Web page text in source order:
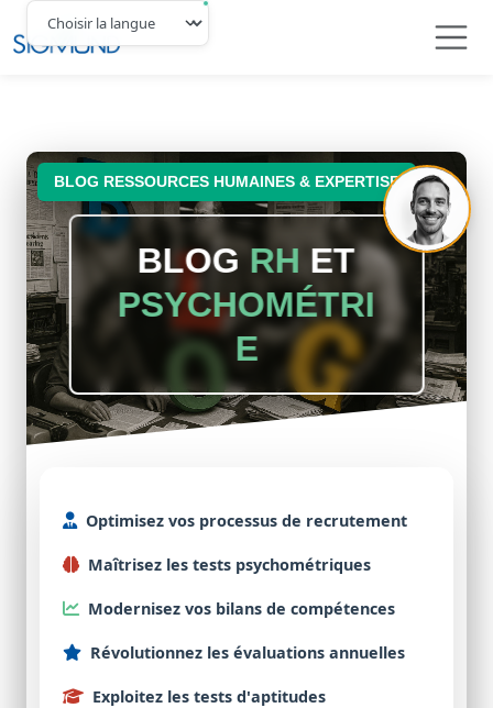
Navbar
BLOG RESSOURCES HUMAINES & EXPERTISE
BLOGRH ET
PSYCHOMÉTRI
E
Optimisez vos processus de recrutement
Maîtrisez les tests psychométriques
Modernisez vos bilans de compétences
Révolutionnez les évaluations annuelles
Exploitez les tests d'aptitudes